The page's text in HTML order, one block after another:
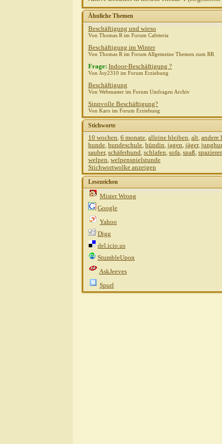
GastAW: Beschäftigung?22.10.2010,
spechtiAW: Beschäftigung?
Ähnliche Themen
Beschäftigung und wieso
Von Thomas R im Forum Cafeteria
Beschäftigung im Winter
Von Thomas R im Forum Allgemeine Themen zum RR
Frage: Indoor-Beschäftigung ?
Von Joy2310 im Forum Erziehung
Beschäftigung
Von Webmaster im Forum Umfragen Archiv
Sinnvolle Beschäftigung?
Von Karo im Forum Erziehung
Stichworte
10 wochen, 6 monate, alleine bleiben, alt, andere
hunde, hundeschule, hündin, jagen, jäger,
sauber, schäferhund, schlafen, sofa, spaß,
welpen, welpenspielstunde
Stichwortwolke anzeigen
Lesezeichen
Mister Wrong
Google
Yahoo
Digg
del.icio.us
StumbleUpon
AskJeeves
Spurl